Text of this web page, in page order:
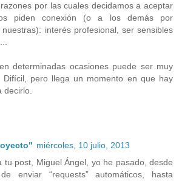
por las cuales decidamos a aceptar
piden conexión (o a los demás por
interés profesional, ser sensibles
determinadas ocasiones puede ser muy
Difícil, pero llega un momento en que hay
decirlo.
miércoles, 10 julio, 2013
tu post, Miguel Ángel, yo he pasado, desde
enviar “requests” automáticos, hasta